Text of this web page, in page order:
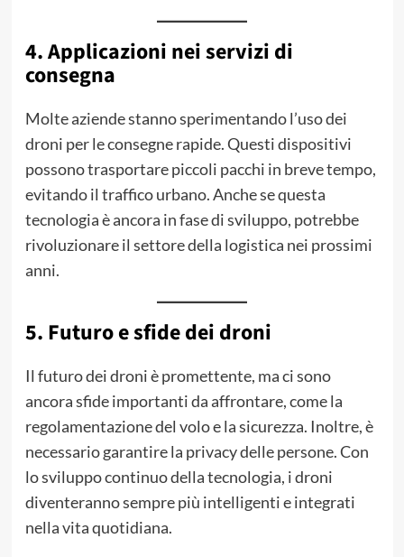
4. Applicazioni nei servizi di
consegna
Molte aziende stanno sperimentando l’uso dei
droni per le consegne rapide. Questi dispositivi
possono trasportare piccoli pacchi in breve tempo,
evitando il traffico urbano. Anche se questa
tecnologia è ancora in fase di sviluppo, potrebbe
rivoluzionare il settore della logistica nei prossimi
anni.
5. Futuro e sfide dei droni
Il futuro dei droni è promettente, ma ci sono
ancora sfide importanti da affrontare, come la
regolamentazione del volo e la sicurezza. Inoltre, è
necessario garantire la privacy delle persone. Con
lo sviluppo continuo della tecnologia, i droni
diventeranno sempre più intelligenti e integrati
nella vita quotidiana.